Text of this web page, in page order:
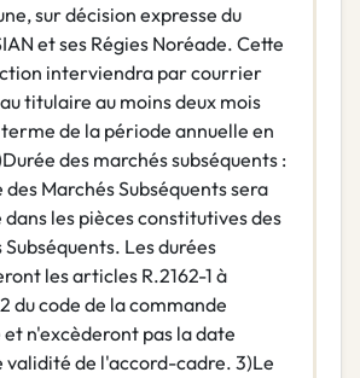
sur décision expresse du
et ses Régies Noréade. Cette
interviendra par courrier
titulaire au moins deux mois
de la période annuelle en
des marchés subséquents :
des Marchés Subséquents sera
dans les pièces constitutives des
Subséquents. Les durées
les articles R.2162-1 à
du code de la commande
et n'excèderont pas la date
validité de l'accord-cadre. 3)Le